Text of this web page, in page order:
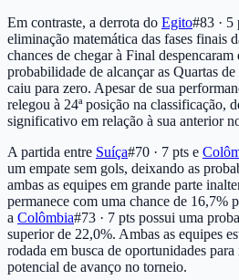
Em contraste, a derrota do Egito#83 · 5
eliminação matemática das fases finais
chances de chegar à Final
probabilidade de alcançar as Quartas
caiu para zero. Apesar de sua
relegou à 24ª posição na classificação,
significativo em relação à sua anterior
A partida entre Suíça#70 · 7 pts e
um empate sem gols, deixando as
ambas as equipes em grande parte
permanece com uma chance de 16,7%
a Colômbia#73 · 7 pts possui uma
superior de 22,0%. Ambas as equipes
rodada em busca de oportunidades
potencial de avanço no torneio.